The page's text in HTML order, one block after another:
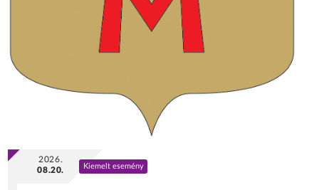
2026.
08.20.
Kiemelt esemény